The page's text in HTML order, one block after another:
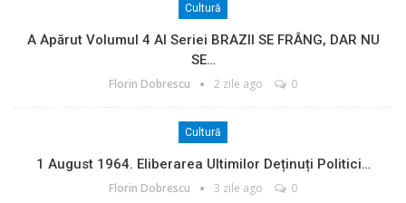
Cultură
A Apărut Volumul 4 Al Seriei BRAZII SE FRÂNG, DAR NU
SE…
Florin Dobrescu 2 zile ago 0
Cultură
1 August 1964. Eliberarea Ultimilor Deținuți Politici…
Florin Dobrescu 3 zile ago 0